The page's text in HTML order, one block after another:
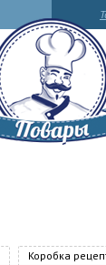
Коробка